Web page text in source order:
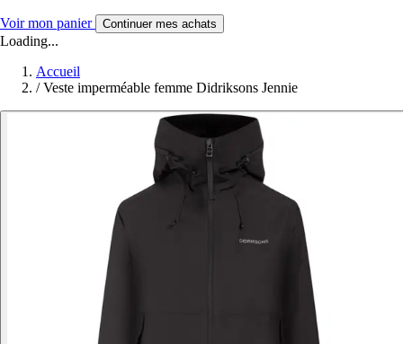
Voir mon panier Continuer mes achats
Loading...
Accueil
/ Veste imperméable femme Didriksons Jennie